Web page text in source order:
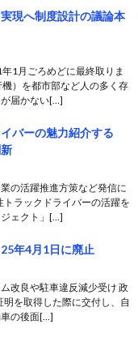
現へ制度設計の議論本
1月ごろめどに最終取りま
）を都市部など人の多く存
届かない[…]
バーの魅力紹介する
の活躍推進方策など発信に
ラックドライバーの活躍を
ェクト」[…]
年4月1日に廃止
改良や駐車違反減少受け 政
を取得した際に交付し、自
の後面[…]